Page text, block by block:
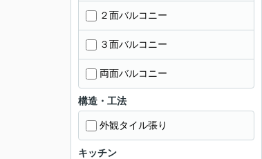
２面バルコニー
３面バルコニー
両面バルコニー
構造・工法
外観タイル張り
キッチン